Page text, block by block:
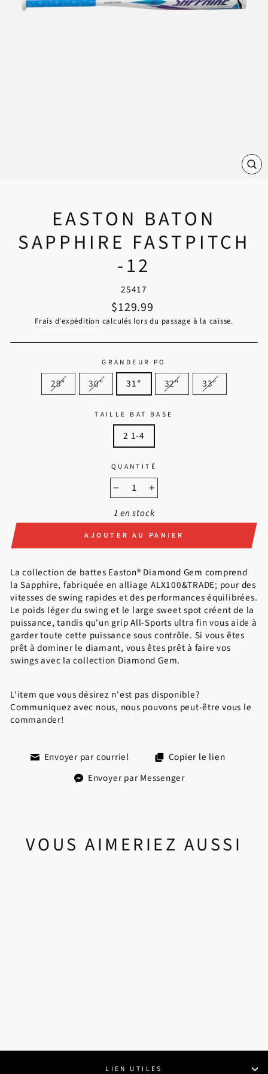
EASTON BATON
SAPPHIRE FASTPITCH
-12
25417
Prix régulier
$129.99
Frais d'expédition calculés lors du passage à la caisse.
GRANDEUR PO
29" 30" 31" 32" 33"
TAILLE BAT BASE
2 1-4
QUANTITÉ
−
+
1 en stock
AJOUTER AU PANIER
La collection de battes Easton® Diamond Gem comprend
la Sapphire, fabriquée en alliage ALX100&TRADE; pour des
vitesses de swing rapides et des performances équilibrées.
Le poids léger du swing et le large sweet spot créent de la
puissance, tandis qu'un grip All-Sports ultra fin vous aide à
garder toute cette puissance sous contrôle. Si vous êtes
prêt à dominer le diamant, vous êtes prêt à faire vos
swings avec la collection Diamond Gem.
L'item que vous désirez n'est pas disponible?
Communiquez avec nous, nous pouvons peut-être vous le
commander!
Envoyer par courriel
Copier le lien
Envoyer par Messenger
VOUS AIMERIEZ AUSSI
LIEN UTILES